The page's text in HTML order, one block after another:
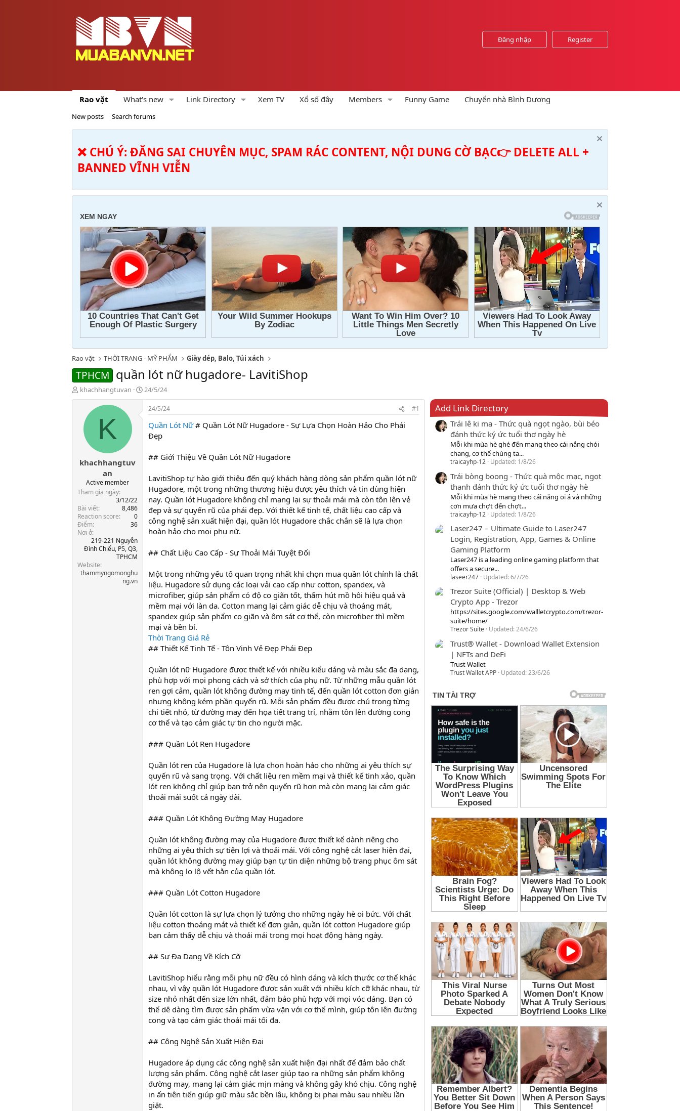
Đăng nhập Register
Rao vặt What's new Link Directory Xem TV Xổ số đây Members Funny Game Chuyển nhà Bình Dương
New posts Search forums
❌ CHÚ Ý: ĐĂNG SAI CHUYÊN MỤC, SPAM RÁC CONTENT, NỘI DUNG CỜ BẠC👉 DELETE ALL +
BANNED VĨNH VIỄN
Rao vặt THỜI TRANG - MỸ PHẨM Giày dép, Balo, Túi xách
TPHCM quần lót nữ hugadore- LavitiShop
T
h
a
e
khachhangtuvan
N
g
24/5/24
K
khachhangtuv
an
Active member
Tham gia ngày
3/12/22
Bài viết
8,486
Reaction score
0
Điểm
36
Nơi ở
219-221 Nguyễn
Đình Chiểu, P5, Q3,
TPHCM
Website
thammyngomonghu
ng.vn
24/5/24 #1
Quần Lót Nữ# Quần Lót Nữ Hugadore - Sự Lựa Chọn Hoàn Hảo Cho Phái
Đẹp
## Giới Thiệu Về Quần Lót Nữ Hugadore
LavitiShop tự hào giới thiệu đến quý khách hàng dòng sản phẩm quần lót nữ
Hugadore, một trong những thương hiệu được yêu thích và tin dùng hiện
nay. Quần lót Hugadore không chỉ mang lại sự thoải mái mà còn tôn lên vẻ
đẹp và sự quyến rũ của phái đẹp. Với thiết kế tinh tế, chất liệu cao cấp và
công nghệ sản xuất hiện đại, quần lót Hugadore chắc chắn sẽ là lựa chọn
hoàn hảo cho mọi phụ nữ.
## Chất Liệu Cao Cấp - Sự Thoải Mái Tuyệt Đối
Một trong những yếu tố quan trọng nhất khi chọn mua quần lót chính là chất
liệu. Hugadore sử dụng các loại vải cao cấp như cotton, spandex, và
microfiber, giúp sản phẩm có độ co giãn tốt, thấm hút mồ hôi hiệu quả và
mềm mại với làn da. Cotton mang lại cảm giác dễ chịu và thoáng mát,
spandex giúp sản phẩm co giãn và ôm sát cơ thể, còn microfiber thì mềm
mại và bền bỉ.
Thời Trang Giá Rẻ
## Thiết Kế Tinh Tế - Tôn Vinh Vẻ Đẹp Phái Đẹp
Quần lót nữ Hugadore được thiết kế với nhiều kiểu dáng và màu sắc đa dạng,
phù hợp với mọi phong cách và sở thích của phụ nữ. Từ những mẫu quần lót
ren gợi cảm, quần lót không đường may tinh tế, đến quần lót cotton đơn giản
nhưng không kém phần quyến rũ. Mỗi sản phẩm đều được chú trọng từng
chi tiết nhỏ, từ đường may đến họa tiết trang trí, nhằm tôn lên đường cong
cơ thể và tạo cảm giác tự tin cho người mặc.
### Quần Lót Ren Hugadore
Quần lót ren của Hugadore là lựa chọn hoàn hảo cho những ai yêu thích sự
quyến rũ và sang trọng. Với chất liệu ren mềm mại và thiết kế tinh xảo, quần
lót ren không chỉ giúp bạn trở nên quyến rũ hơn mà còn mang lại cảm giác
thoải mái suốt cả ngày dài.
### Quần Lót Không Đường May Hugadore
Quần lót không đường may của Hugadore được thiết kế dành riêng cho
những ai yêu thích sự tiện lợi và thoải mái. Với công nghệ cắt laser hiện đại,
quần lót không đường may giúp bạn tự tin diện những bộ trang phục ôm sát
mà không lo lộ vết hằn của quần lót.
### Quần Lót Cotton Hugadore
Quần lót cotton là sự lựa chọn lý tưởng cho những ngày hè oi bức. Với chất
liệu cotton thoáng mát và thiết kế đơn giản, quần lót cotton Hugadore giúp
bạn cảm thấy dễ chịu và thoải mái trong mọi hoạt động hàng ngày.
## Sự Đa Dạng Về Kích Cỡ
LavitiShop hiểu rằng mỗi phụ nữ đều có hình dáng và kích thước cơ thể khác
nhau, vì vậy quần lót Hugadore được sản xuất với nhiều kích cỡ khác nhau, từ
size nhỏ nhất đến size lớn nhất, đảm bảo phù hợp với mọi vóc dáng. Bạn có
thể dễ dàng tìm được sản phẩm vừa vặn với cơ thể mình, giúp tôn lên đường
cong và tạo cảm giác thoải mái tối đa.
## Công Nghệ Sản Xuất Hiện Đại
Hugadore áp dụng các công nghệ sản xuất hiện đại nhất để đảm bảo chất
lượng sản phẩm. Công nghệ cắt laser giúp tạo ra những sản phẩm không
đường may, mang lại cảm giác mịn màng và không gây khó chịu. Công nghệ
in ấn tiên tiến giúp giữ màu sắc bền lâu, không bị phai màu sau nhiều lần
giặt.
Add Link Directory
Trái lê ki ma - Thức quà ngọt ngào, bùi béo
đánh thức ký ức tuổi thơ ngày hè
Mỗi khi mùa hè ghé đến mang theo cái nắng chói
chang, cơ thể chúng ta...
traicayhp-12 Updated: 1/8/26
Trái bòng boong - Thức quà mộc mạc, ngọt
thanh đánh thức ký ức tuổi thơ ngày hè
Mỗi khi mùa hè mang theo cái nắng oi ả và những
cơn mưa chợt đến chợt...
traicayhp-12 Updated: 1/8/26
Laser247 – Ultimate Guide to Laser247
Login, Registration, App, Games & Online
Gaming Platform
Laser247 is a leading online gaming platform that
offers a secure...
laseer247 Updated:6/7/26
Trezor Suite (Official) | Desktop & Web
Crypto App - Trezor
https://sites.google.com/wallletcrypto.com/trezor-
suite/home/
Trezor Suite Updated:24/6/26
Trust® Wallet - Download Wallet Extension
| NFTs and DeFi
Trust Wallet
Trust Wallet APP Updated:23/6/26